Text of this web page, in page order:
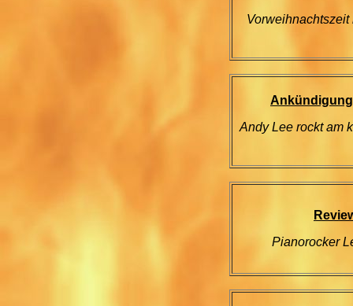
Ankündigung
Andy Lee rockt am
Pianorocker